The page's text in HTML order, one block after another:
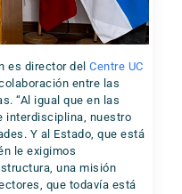
es director delCentre UC
entre las
“Al igual que en las
interdisciplina, nuestro
Y al Estado, que está
le exigimos
una misión
que todavía está